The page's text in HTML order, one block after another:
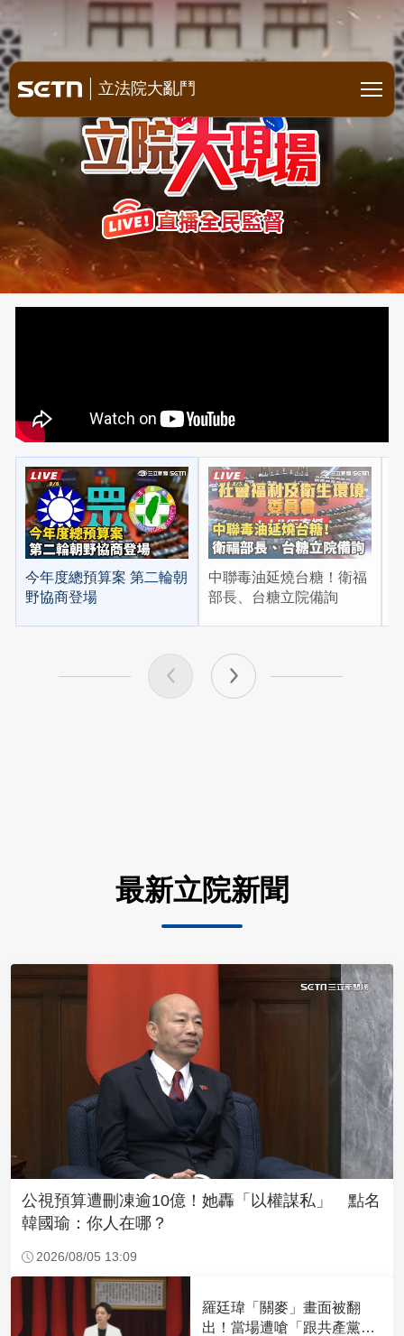
立院全明星空戰 直播全民監督
立法院大亂鬥
今年度總預算案 第二輪朝
野協商登場
中聯毒油延燒台糖！衛福
部長、台糖立院備詢
最新立院新聞
公視預算遭刪凍逾10億！她轟「以權謀私」 點名
韓國瑜：你人在哪？
2026/08/05 13:09
羅廷瑋「關麥」畫面被翻
出！當場遭嗆「跟共產黨一